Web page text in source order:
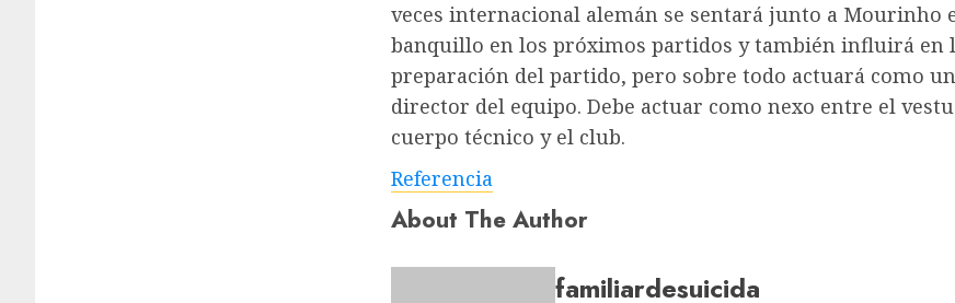
veces internacional alemán se sentará junto a Mourinho
banquillo en los próximos partidos y también influirá en
preparación del partido, pero sobre todo actuará como
director del equipo. Debe actuar como nexo entre el
cuerpo técnico y el club.
Referencia
About The Author
familiardesuicida